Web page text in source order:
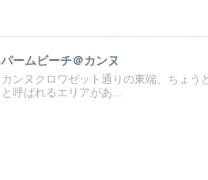
パームビーチ＠カンヌ
カンヌクロワゼット通りの東端、ちょう
と呼ばれるエリアがあ...